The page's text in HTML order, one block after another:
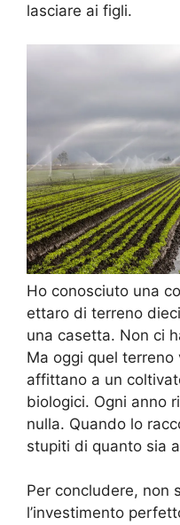
lasciare ai figli.
Ho conosciuto una
ettaro di terreno
una casetta. Non ci
Ma oggi quel terreno
affittano a un
biologici. Ogni anno
nulla. Quando lo
stupiti di quanto sia
Per concludere, non
l’investimento